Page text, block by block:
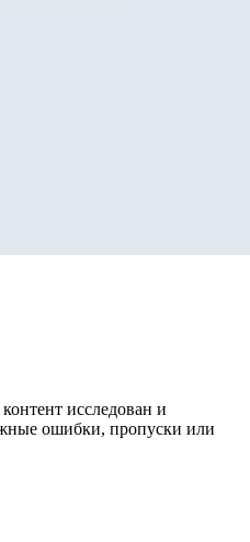
исследован и
ошибки, пропуски или